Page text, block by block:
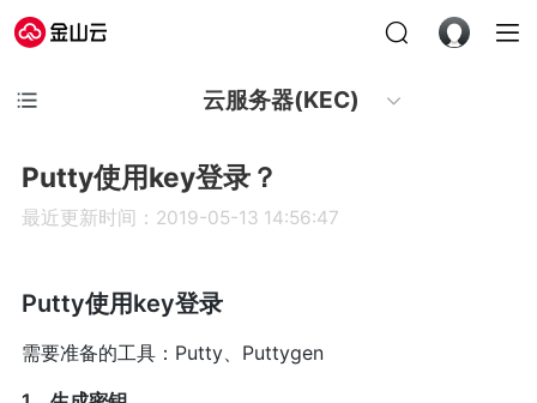
云服务器(KEC)
Putty使用key登录？
最近更新时间：2019-05-13 14:56:47
Putty使用key登录
需要准备的工具：Putty、Puttygen